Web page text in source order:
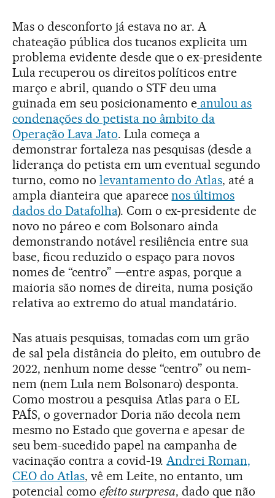
Mas o desconforto já estava no ar. A
chateação pública dos tucanos explicita um
problema evidente desde que o ex-presidente
Lula recuperou os direitos políticos entre
março e abril, quando o STF deu uma
guinada em seu posicionamento e anulou as
condenações do petista no âmbito da
Operação Lava Jato. Lula começa a
demonstrar fortaleza nas pesquisas (desde a
liderança do petista em um eventual segundo
turno, como no levantamento do Atlas, até a
ampla dianteira que aparecenos últimos
dados do Datafolha). Com o ex-presidente de
novo no páreo e com Bolsonaro ainda
demonstrando notável resiliência entre sua
base, ficou reduzido o espaço para novos
nomes de “centro” —entre aspas, porque a
maioria são nomes de direita, numa posição
relativa ao extremo do atual mandatário.
Nas atuais pesquisas, tomadas com um grão
de sal pela distância do pleito, em outubro de
2022, nenhum nome desse “centro” ou nem-
nem (nem Lula nem Bolsonaro) desponta.
Como mostrou a pesquisa Atlas para o EL
PAÍS, o governador Doria não decola nem
mesmo no Estado que governa e apesar de
seu bem-sucedido papel na campanha de
vacinação contra a covid-19.Andrei Roman,
CEO do Atlas, vê em Leite, no entanto, um
potencial como efeito surpresa, dado que não